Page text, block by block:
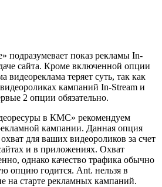
подразумевает показ рекламы In-
сайта. Кроме включенной опции
видеореклама теряет суть, так как
кампаний In-Stream и
2 опции обязательно.
в КМС» рекомендуем
кампании. Данная опция
для ваших видеороликов за счет
и в приложениях. Охват
однако качество трафика обычно
опцию годится. Ant. нельзя в
на старте рекламных кампаний.